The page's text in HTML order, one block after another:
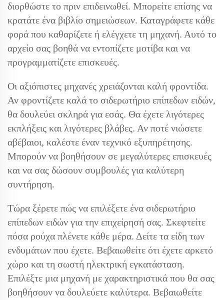
διορθώστε το πριν επιδεινωθεί. Μπορείτε επίσης να
κρατάτε ένα βιβλίο σημειώσεων. Καταγράφετε κάθε
φορά που καθαρίζετε ή ελέγχετε τη μηχανή. Αυτό το
αρχείο σας βοηθά να εντοπίζετε μοτίβα και να
προγραμματίζετε επισκευές.
Οι αξιόπιστες μηχανές χρειάζονται καλή φροντίδα.
Αν φροντίζετε καλά το σιδερωτήριο επίπεδων ειδών,
θα δουλεύει σκληρά για εσάς. Θα έχετε λιγότερες
εκπλήξεις και λιγότερες βλάβες. Αν ποτέ νιώσετε
αβέβαιοι, καλέστε έναν τεχνικό εξυπηρέτησης.
Μπορούν να βοηθήσουν σε μεγαλύτερες επισκευές
και να σας δώσουν συμβουλές για καλύτερη
συντήρηση.
Τώρα ξέρετε πώς να επιλέξετε ένα σιδερωτήριο
επίπεδων ειδών για την επιχείρησή σας. Σκεφτείτε
πόσα ρούχα πλένετε κάθε μέρα. Δείτε τα είδη των
ενδυμάτων που έχετε. Βεβαιωθείτε ότι έχετε αρκετό
χώρο και τη σωστή ηλεκτρική εγκατάσταση.
Επιλέξτε μια μηχανή με χαρακτηριστικά που θα σας
βοηθήσουν να δουλεύετε καλύτερα. Βεβαιωθείτε